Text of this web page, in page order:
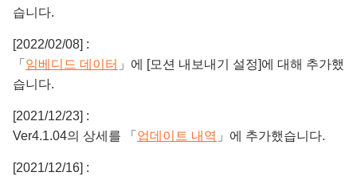
습니다.
[2022/02/08] :
「 임베디드 데이터 」에 [모션 내보내기 설정]에 대해 추가했
습니다.
[2021/12/23] :
Ver4.1.04의 상세를 「 업데이트 내역 」에 추가했습니다.
[2021/12/16] :